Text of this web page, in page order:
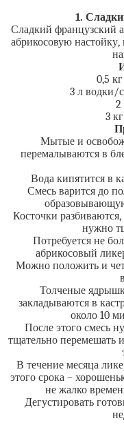
1.
Сладкий французский
абрикосовую
0,5
3 л водки/
2
3
Мытые и
перемалываются в
Вода кипятится в
Смесь варится до
Косточки
нужно
Потребуется не
абрикосовый
Можно положить и
Толченые
закладываются в
около 10
После этого смесь
тщательно перемешать
В течение месяца
этого срока –
не жалко
Дегустировать